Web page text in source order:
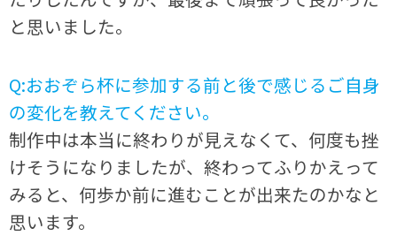
と思いました。
Q:おおぞら杯に参加する前と後で感じるご自身
の変化を教えてください。
制作中は本当に終わりが見えなくて、何度も挫
けそうになりましたが、終わってふりかえって
みると、何歩か前に進むことが出来たのかなと
思います。